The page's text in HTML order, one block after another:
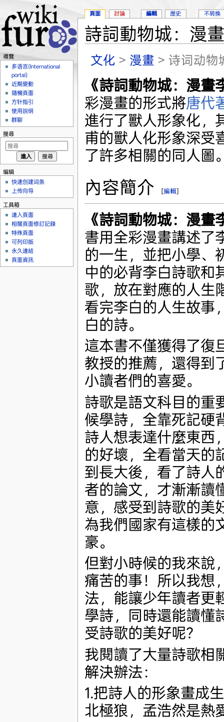
詩詞動物城：漫
文化 > 漫畫 > 诗词动物
《詩詞動物城：漫畫
彩漫畫的形式將唐代
進行了獸人形象化，
甫的獸人化形象深受
了許多相關的同人圖
內容簡介 [編輯]
《詩詞動物城：漫畫
書用全彩漫畫講述了
的一生，並把小學、
中的必背李白詩歌和
歌，放在對應的人
看完李白的人生故事
白的詩。
這本書不僅獲得了復
教授的推薦，還得到
小讀者們的喜愛。
詩歌是語文科目的重
候學詩，全靠死記硬
詩人想表達什麼東西
的好壞，全看當天的
到長大後，看了詩人
者的論文，才漸漸讀
意，感受到詩歌的美
為我們國家有這樣的
豪。
但對小時候的我來說
痛苦的事！所以我想
法，能讓少年讀者更
學詩，同時還能讀懂
受詩歌的美好呢？
我閱讀了大量詩歌相
解決辦法：
1.把詩人的形象畫成
北極狼，孟浩然是熱
頁面 討論 編輯 歷史 不转换
導覽
多语言(International
portal)
近期變動
隨機頁面
方针指引
使用說明
群聊
搜尋
编辑
快速创建词条
上传向导
工具箱
連入頁面
相關頁面修訂記錄
特殊頁面
可列印版
永久連結
頁面資訊